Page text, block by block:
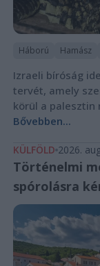
Háború Hamász
Izraeli bíróság
tervét, amely
körül a palesztin
Bővebben...
KÜLFÖLD 2026.
Történelmi
spórolásra